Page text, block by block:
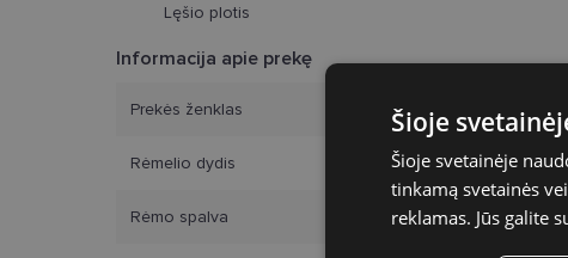
Lęšio plotis
Informacija apie prekę
Prekės ženklas
Rėmelio dydis
Rėmo spalva
Šioje
Šioje svetainėje
tinkamą svetainės
reklamas. Jūs galite